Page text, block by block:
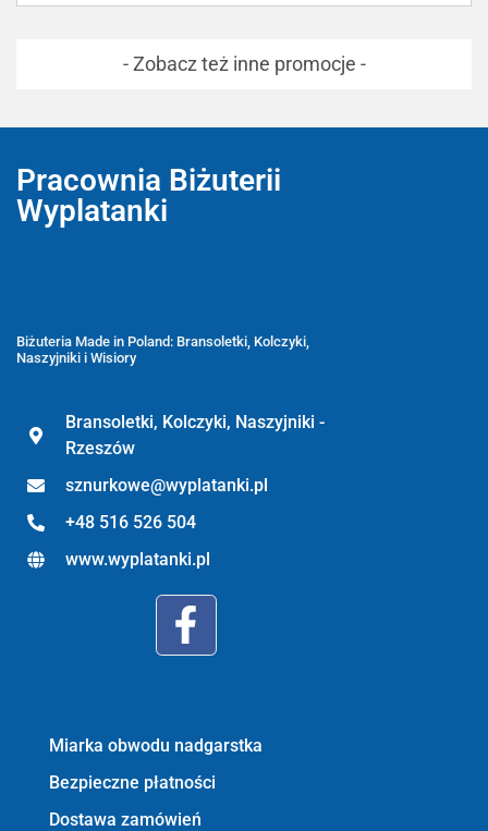
- Zobacz też inne promocje -
Pracownia Biżuterii
Wyplatanki
Biżuteria Made in Poland: Bransoletki, Kolczyki,
Naszyjniki i Wisiory
Bransoletki, Kolczyki, Naszyjniki -
Rzeszów
sznurkowe@wyplatanki.pl
+48 516 526 504
www.wyplatanki.pl
Miarka obwodu nadgarstka
Bezpieczne płatności
Dostawa zamówień